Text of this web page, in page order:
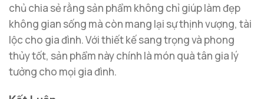
chủ chia sẻ rằng sản phẩm không chỉ giúp làm đẹp
không gian sống mà còn mang lại sự thịnh vượng, tài
lộc cho gia đình. Với thiết kế sang trọng và phong
thủy tốt, sản phẩm này chính là món quà tân gia lý
tưởng cho mọi gia đình.